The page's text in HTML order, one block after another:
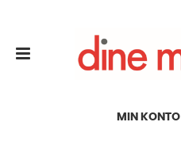
MIN KONTO